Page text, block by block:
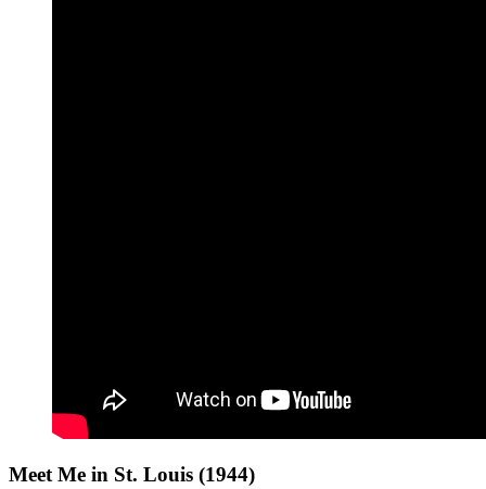
Meet Me in St. Louis (1944)